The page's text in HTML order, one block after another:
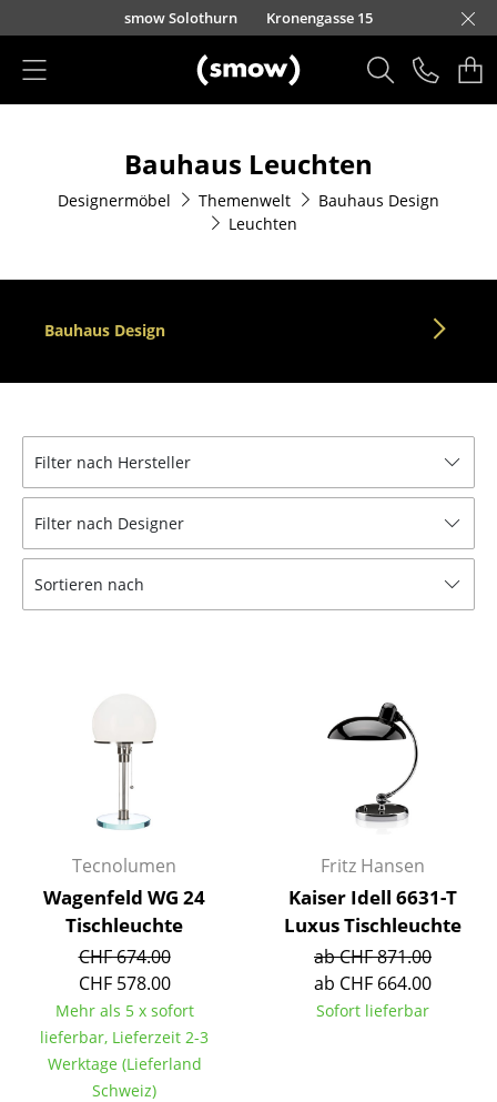
Direkt zum Inhaltsmow Solothurn Kronengasse 15
Esszimmerstühle
Freischwinger
Barhocker
Hocker
Sitzsäcke
Kinderstühle
Schaukelstühle
Bürodrehstühle
Konferenzstühle
Einzelteile
... alle Sitzmöbel
Tische
Esstische
Bauhaus Leuchten
Designermöbel Themenwelt
Bauhaus Design
Leuchten
Bauhaus Design
Filter nach Hersteller
Filter nach Designer
Sortieren nach
Tecnolumen
Wagenfeld WG 24
Tischleuchte
CHF 674.00
CHF 578.00
Mehr als 5 x sofort
lieferbar, Lieferzeit 2-3
Werktage (Lieferland
Schweiz)
Fritz Hansen
Kaiser Idell 6631-T
Luxus Tischleuchte
ab CHF 871.00
ab CHF 664.00
Sofort lieferbar